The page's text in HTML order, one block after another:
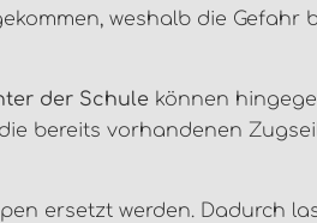
weshalb die Gefahr
der Schule können
bereits vorhandenen
ersetzt werden. Dadurch